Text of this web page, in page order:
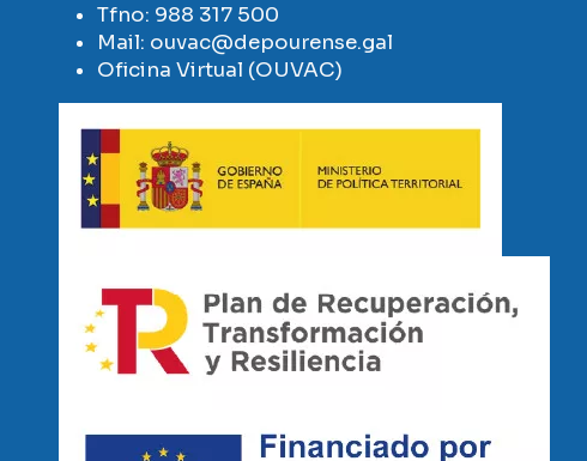
Tfno: 988 317 500
Mail: ouvac@depourense.gal
Oficina Virtual (OUVAC)